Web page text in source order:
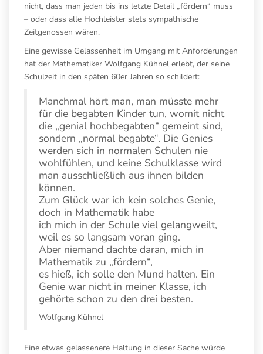
nicht, dass man jeden bis ins letzte Detail „fördern“ muss
– oder dass alle Hochleister stets sympathische
Zeitgenossen wären.
Eine gewisse Gelassenheit im Umgang mit Anforderungen
hat der Mathematiker Wolfgang Kühnel erlebt, der seine
Schulzeit in den späten 60er Jahren so schildert:
Manchmal hört man, man müsste mehr
für die begabten Kinder tun, womit nicht
die „genial hochbegabten“ gemeint sind,
sondern „normal begabte“. Die Genies
werden sich in normalen Schulen nie
wohlfühlen, und keine Schulklasse wird
man ausschließlich aus ihnen bilden
können.
Zum Glück war ich kein solches Genie,
doch in Mathematik habe
ich mich in der Schule viel gelangweilt,
weil es so langsam voran ging.
Aber niemand dachte daran, mich in
Mathematik zu „fördern“,
es hieß, ich solle den Mund halten. Ein
Genie war nicht in meiner Klasse, ich
gehörte schon zu den drei besten.
Wolfgang Kühnel
Eine etwas gelassenere Haltung in dieser Sache würde